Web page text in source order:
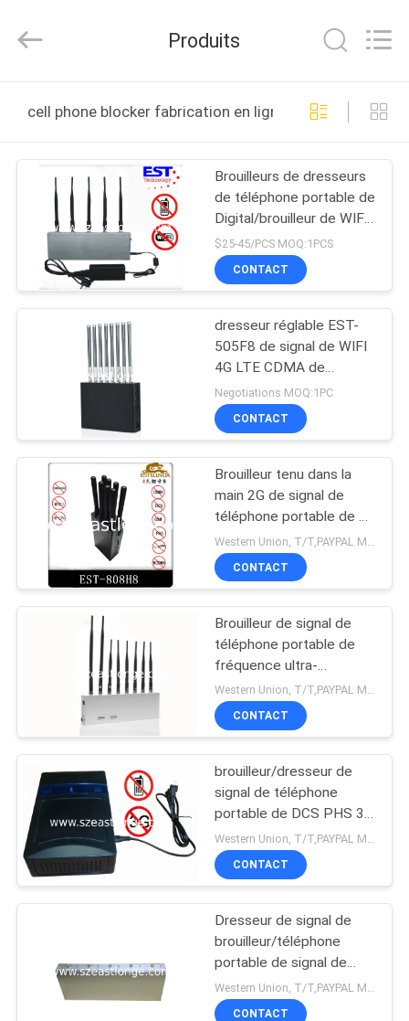
DES
PRODUITS
VIDÉOS
AU
VISITE
L'USINE
CONTRÔLE
DE
QUALITÉ
CONTACTEZ-
NOUVELLES
CAS
DEMANDER
PLAN
EASTLONGE
ELECTRONICS(HK)
Rights
Produits
cell phone blocker fabrication en ligne
Brouilleurs de dresseurs
de téléphone portable de
Digital/brouilleur de WIFI
pour le téléphone
portable
$25-45/PCS MOQ:1PCS
CONTACT
dresseur réglable EST-
505F8 de signal de WIFI
4G LTE CDMA de
brouilleur de Wifi du
téléphone portable 40W
Negotiations MOQ:1PC
CONTACT
Brouilleur tenu dans la
main 2G de signal de
téléphone portable de 8
bandes/dresseur
AC110V-240V de
3G/4G/Wifi
CONTACT
Brouilleur de signal de
téléphone portable de
fréquence ultra-
haute/VHF de 8
antennes, dresseur de
signal de téléphone
Western Union, T/T,PAYPAL MOQ:1PC
CONTACT
brouilleur/dresseur de
signal de téléphone
portable de DCS PHS 3G
de 6W CDMA GSM
Western Union, T/T,PAYPAL MOQ:1PCS
CONTACT
Dresseur de signal de
brouilleur/téléphone
portable de signal de
téléphone portable de
Protable
CONTACT